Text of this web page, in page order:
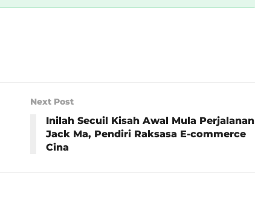
Next Post
Inilah Secuil Kisah Awal Mula Perjalanan
Jack Ma, Pendiri Raksasa E-commerce
Cina